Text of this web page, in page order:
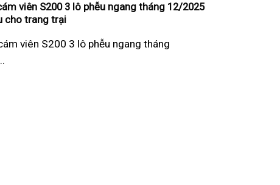
viên S200 3 lô phễu ngang tháng 12/2025
cho trang trại
viên S200 3 lô phễu ngang tháng